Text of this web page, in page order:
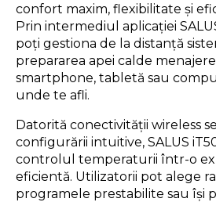
confort maxim, flexibilitate și
Prin intermediul aplicației
poți gestiona de la distanță
prepararea apei calde
smartphone, tabletă sau
unde te afli.
Datorită conectivității wireless
configurării intuitive, SALUS
controlul temperaturii într-o
eficientă. Utilizatorii pot alege
programele prestabilite sau își